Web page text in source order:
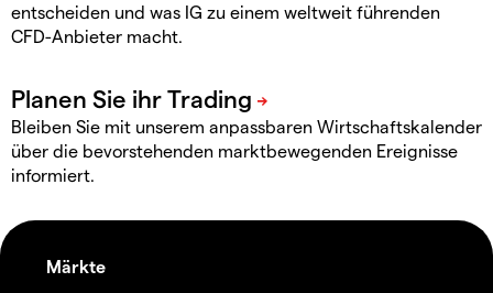
entscheiden und was IG zu einem weltweit führenden
CFD-Anbieter macht.
Bleiben Sie mit unserem anpassbaren Wirtschaftskalender
über die bevorstehenden marktbewegenden Ereignisse
informiert.
Märkte